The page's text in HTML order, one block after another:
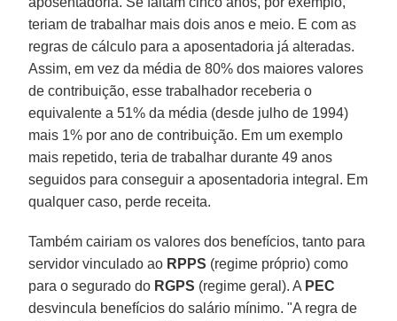
teriam de trabalhar mais dois anos e meio. E com as
regras de cálculo para a aposentadoria já alteradas.
Assim, em vez da média de 80% dos maiores valores
de contribuição, esse trabalhador receberia o
equivalente a 51% da média (desde julho de 1994)
mais 1% por ano de contribuição. Em um exemplo
mais repetido, teria de trabalhar durante 49 anos
seguidos para conseguir a aposentadoria integral. Em
qualquer caso, perde receita.
Também cairiam os valores dos benefícios, tanto para
servidor vinculado ao RPPS (regime próprio) como
para o segurado do RGPS (regime geral). A PEC
desvincula benefícios do salário mínimo. "A regra de